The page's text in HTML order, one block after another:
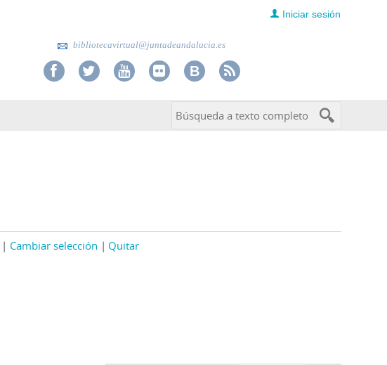
Iniciar sesión
bibliotecavirtual@juntadeandalucia.es
Cambiar selección Quitar